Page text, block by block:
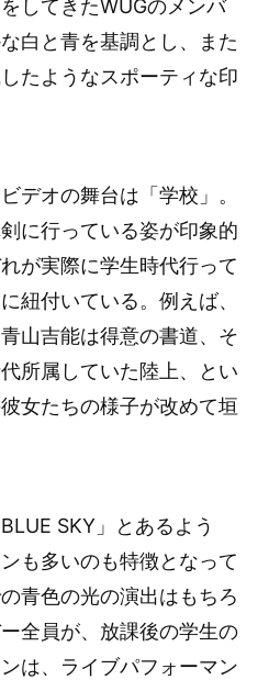
してきたWUGのメンバ
白と青を基調とし、また
たようなスポーティな印
デオの舞台は「学校」。
に行っている姿が印象的
が実際に学生時代行って
紐付いている。例えば、
山吉能は得意の書道、そ
所属していた陸上、とい
女たちの様子が改めて垣
SKY」とあるよう
も多いのも特徴となって
青色の光の演出はもちろ
全員が、放課後の学生の
は、ライブパフォーマン